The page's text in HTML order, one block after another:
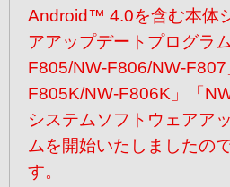
Android™ 4.0を含む本体
アアップデートプログラ
F805/NW-F806/NW-
F805K/NW-F806K」「
システムソフトウェアア
ムを開始いたしましたの
す。